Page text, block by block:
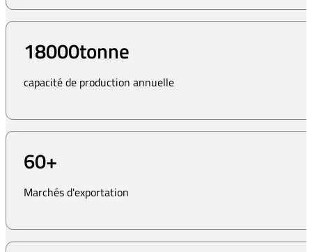
18000tonne
capacité de production annuelle
60+
Marchés d'exportation